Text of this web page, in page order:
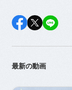
最新の動画